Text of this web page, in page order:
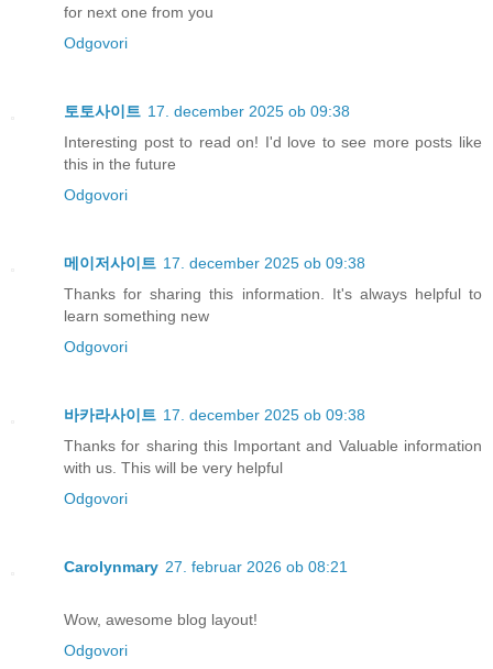
for next one from you
Odgovori
토토사이트 17. december 2025 ob 09:38
Interesting post to read on! I'd love to see more posts like
this in the future
Odgovori
메이저사이트 17. december 2025 ob 09:38
Thanks for sharing this information. It's always helpful to
learn something new
Odgovori
바카라사이트 17. december 2025 ob 09:38
Thanks for sharing this Important and Valuable information
with us. This will be very helpful
Odgovori
Carolynmary 27. februar 2026 ob 08:21
Wow, awesome blog layout!
Odgovori